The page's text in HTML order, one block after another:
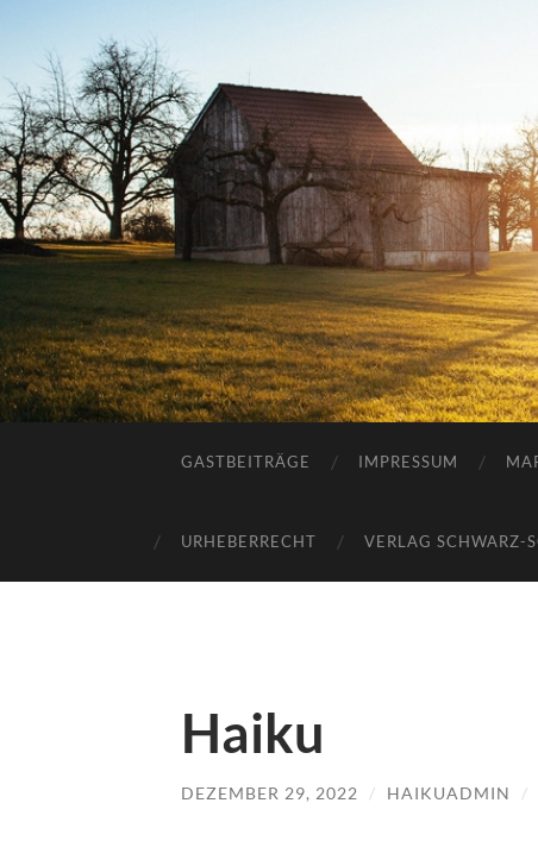
GASTBEITRÄGE IMPRESSUM
URHEBERRECHT VERLAG SCHWARZ-
Haiku
DEZEMBER 29, 2022 / HAIKUADMIN /